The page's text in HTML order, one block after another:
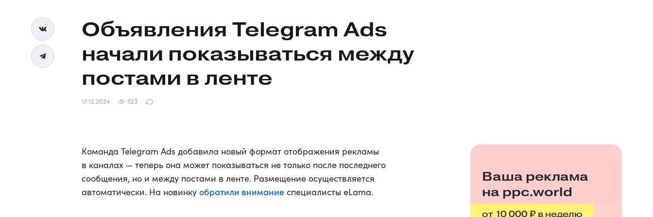
Объявления Telegram Ads
начали показываться между
постами в ленте
17.12.2024 523
Команда Telegram Ads добавила новый формат отображения рекламы
в каналах — теперь она может показываться не только после последнего
сообщения, но и между постами в ленте. Размещение осуществляется
автоматически. На новинку обратили внимание специалисты eLama.
Ваша реклама
на ppc.world
от 10 000 ₽ в неделю